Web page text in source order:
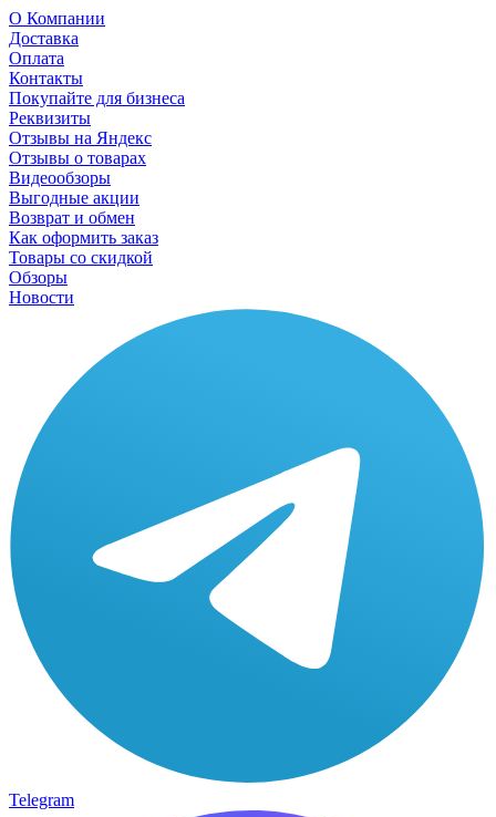
О Компании
Доставка
Оплата
Контакты
Покупайте для бизнеса
Реквизиты
Отзывы на Яндекс
Отзывы о товарах
Видеообзоры
Выгодные акции
Возврат и обмен
Как оформить заказ
Товары со скидкой
Обзоры
Новости
Telegram